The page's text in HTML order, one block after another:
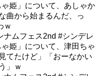
姫」について、あしゃか
曲から始まるんだ、っ
ｗ
ナムフェス2nd #シンデレ
姫」について、津田ちゃ
てたけど」「おーなかい
」ｗ